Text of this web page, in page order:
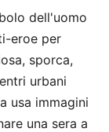
dell'uomo
eroe per
sporca,
urbani
usa immagini
una sera a